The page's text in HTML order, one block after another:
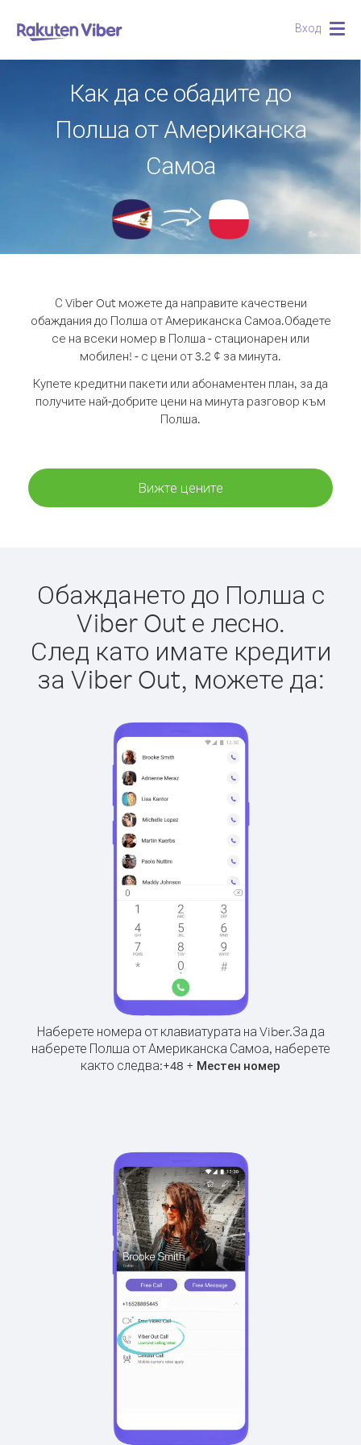
Вход
Как да се обадите до
Полша от Американска
Самоа
С Viber Out можете да направите качествени
обаждания до Полша от Американска Самоа.Обадете
се на всеки номер в Полша - стационарен или
мобилен! - с цени от 3.2 ¢ за минута.
Купете кредитни пакети или абонаментен план, за да
получите най-добрите цени на минута разговор към
Полша.
Вижте цените
Обаждането до Полша с
Viber Out е лесно.
След като имате кредити
за Viber Out, можете да:
Наберете номера от клавиатурата на Viber.За да
наберете Полша от Американска Самоа, наберете
както следва:+48 + Местен номер